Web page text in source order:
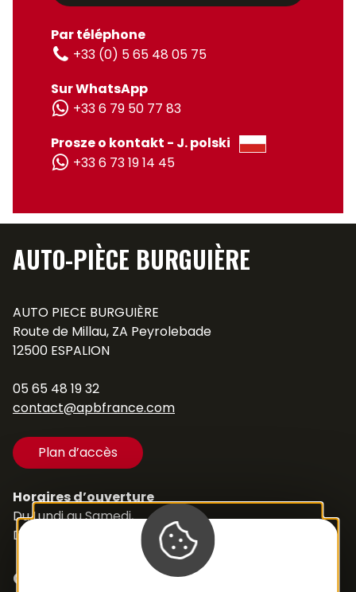
Par téléphone
+33 (0) 5 65 48 05 75
Sur WhatsApp
+33 6 79 50 77 83
Prosze o kontakt - J. polski
+33 6 73 19 14 45
AUTO-PIÈCE BURGUIÈRE
AUTO PIECE BURGUIÈRE
Route de Millau, ZA Peyrolebade
12500 ESPALION
05 65 48 19 32
contact@apbfrance.com
Plan d’accès
Horaires d’ouverture
Du Lundi au Samedi,
De 8h30 à 12h et de 14h à 18h
Contacts